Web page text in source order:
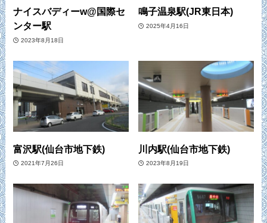
ナイスバディーw@国際セ
ンター駅
2023年8月18日
鳴子温泉駅(JR東日本)
2025年4月16日
富沢駅(仙台市地下鉄)
2021年7月26日
川内駅(仙台市地下鉄)
2023年8月19日